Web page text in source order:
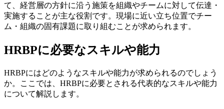
て、経営層の方針に沿う施策を組織やチームに対して伝達・
実施することが主な役割です。現場に近い立ち位置でチー
ム・組織の固有課題に取り組むことが求められます。
HRBPに必要なスキルや能力
HRBPにはどのようなスキルや能力が求められるのでしょう
か。ここでは、HRBPに必要とされる代表的なスキルや能力
について解説します。